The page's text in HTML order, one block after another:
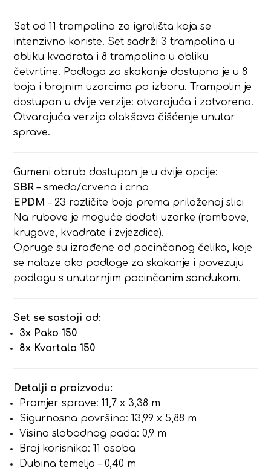
Set od 11 trampolina za igrališta koja se
intenzivno koriste. Set sadrži 3 trampolina u
obliku kvadrata i 8 trampolina u obliku
četvrtine. Podloga za skakanje dostupna je u 8
boja i brojnim uzorcima po izboru. Trampolin je
dostupan u dvije verzije: otvarajuća i zatvorena.
Otvarajuća verzija olakšava čišćenje unutar
sprave.
Gumeni obrub dostupan je u dvije opcije:
SBR – smeđa/crvena i crna
EPDM – 23 različite boje prema priloženoj slici
Na rubove je moguće dodati uzorke (rombove,
krugove, kvadrate i zvjezdice).
Opruge su izrađene od pocinčanog čelika, koje
se nalaze oko podloge za skakanje i povezuju
podlogu s unutarnjim pocinčanim sandukom.
Set se sastoji od:
3x Pako 150
8x Kvartalo 150
Detalji o proizvodu:
Promjer sprave: 11,7 x 3,38 m
Sigurnosna površina: 13,99 x 5,88 m
Visina slobodnog pada: 0,9 m
Broj korisnika: 11 osoba
Dubina temelja – 0,40 m